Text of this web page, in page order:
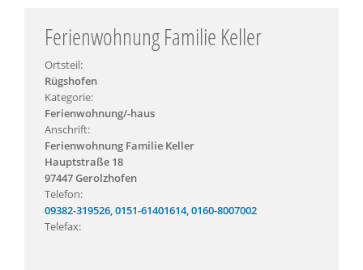
Ferienwohnung Familie Keller
Ortsteil:
Rügshofen
Kategorie:
Ferienwohnung/-haus
Anschrift:
Ferienwohnung Familie Keller
Hauptstraße 18
97447 Gerolzhofen
Telefon:
09382-319526, 0151-61401614, 0160-8007002
Telefax: